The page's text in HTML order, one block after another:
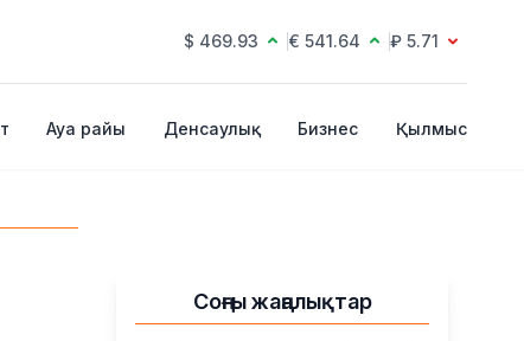
$ 469.93 € 541.64 ₽ 5.71
Ауа райы Денсаулық Бизнес Қылмыс
Соңғы жаңалықтар